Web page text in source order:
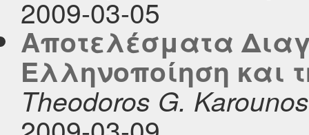
2009-03-05
Αποτελέσματα
Ελληνοποίηση και
Theodoros G. Karounos